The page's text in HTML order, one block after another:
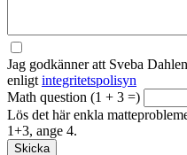
Jag godkänner att Sveba
enligt integritetspolisyn
Math question (1 + 3 =)
Lös det här enkla
1+3, ange 4.